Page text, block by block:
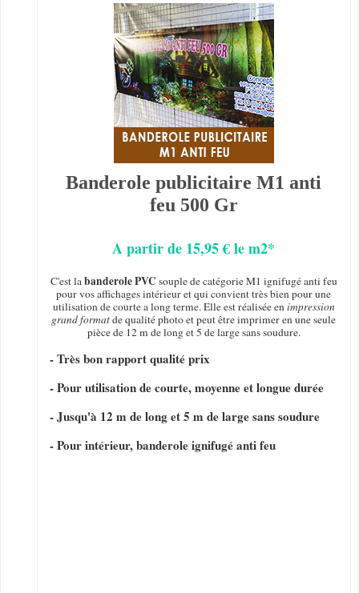
Banderole publicitaire M1 anti
feu 500 Gr
A partir de 15,95 € le m2*
C'est labanderole PVC souple de catégorie M1 ignifugé anti feu
pour vos affichages intérieur et qui convient très bien pour une
utilisation de courte a long terme. Elle est réalisée enimpression
grand formatde qualité photo et peut être imprimer en une seule
pièce de 12 m de long et 5 de large sans soudure.
- Très bon rapport qualité prix
- Pour utilisation de courte, moyenne et longue durée
- Jusqu'à 12 m de long et 5 m de large sans soudure
- Pour intérieur, banderole ignifugé anti feu